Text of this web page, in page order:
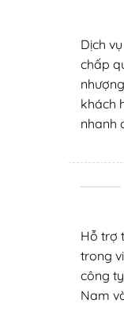
Dịch
chấp
khách
nhanh
Hỗ trợ
trong
công
Nam